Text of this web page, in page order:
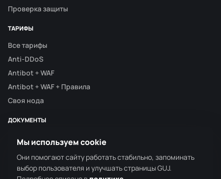
Проверка защиты
ТАРИФЫ
Все тарифы
Anti-DDoS
Antibot + WAF
Antibot + WAF + Правила
Своя нода
ДОКУМЕНТЫ
Контакты
Политика конфиденциальности
Мы используем cookie
Они помогают сайту работать стабильно, запоминать
выбор пользователя и улучшать страницы GUJ.